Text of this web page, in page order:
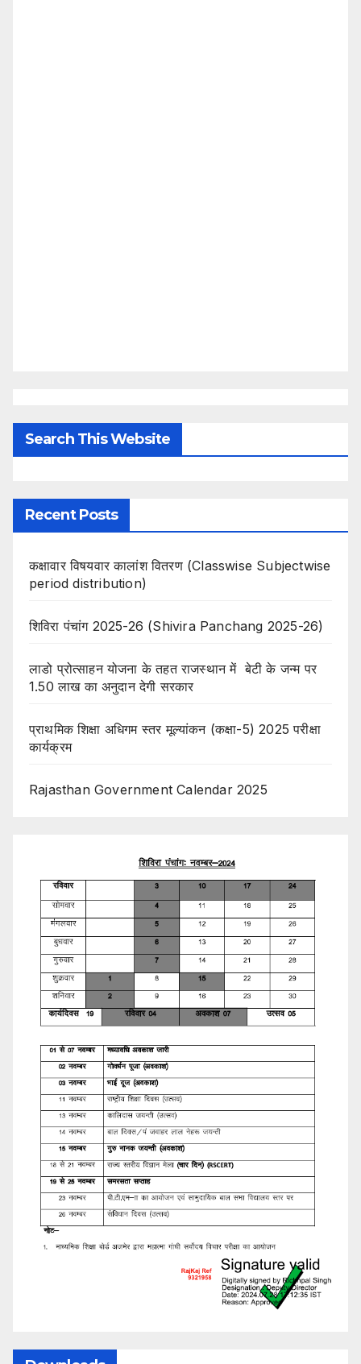
Search This Website
Recent Posts
कक्षावार विषयवार कालांश वितरण (Classwise Subjectwise
period distribution)
शिविरा पंचांग 2025-26 (Shivira Panchang 2025-26)
लाडो प्रोत्साहन योजना के तहत राजस्थान में बेटी के जन्म पर
1.50 लाख का अनुदान देगी सरकार
प्राथमिक शिक्षा अधिगम स्तर मूल्यांकन (कक्षा-5) 2025 परीक्षा
कार्यक्रम
Rajasthan Government Calendar 2025